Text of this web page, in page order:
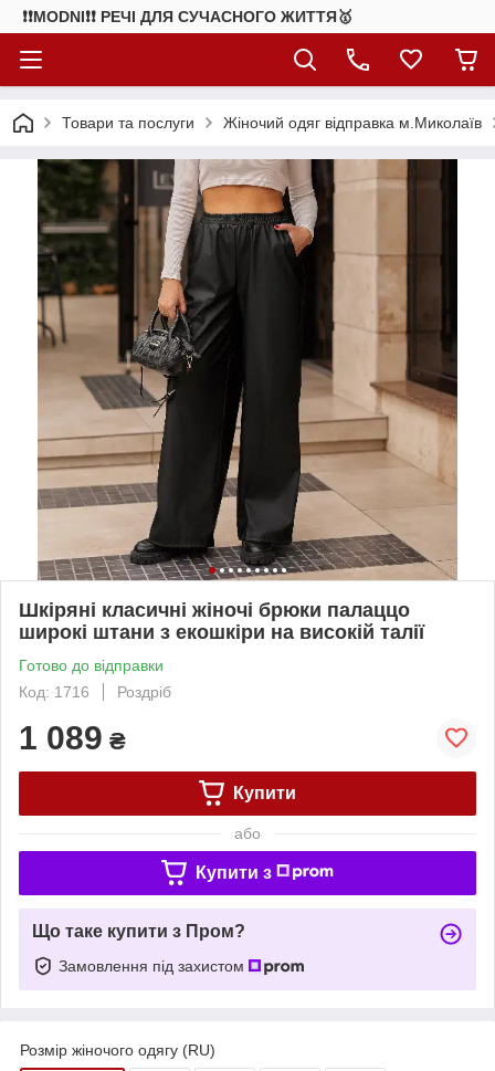
❗❗MODNI❗❗ РЕЧІ ДЛЯ СУЧАСНОГО ЖИТТЯ🥇
Товари та послуги Жіночий одяг відправка м.Миколаїв
Шкіряні класичні жіночі брюки палаццо
широкі штани з екошкіри на високій талії
Готово до відправки
Код: 1716
Роздріб
1 089 ₴
Купити
або
Купити з
Що таке купити з Пром?
Замовлення під захистом
Розмір жіночого одягу (RU)